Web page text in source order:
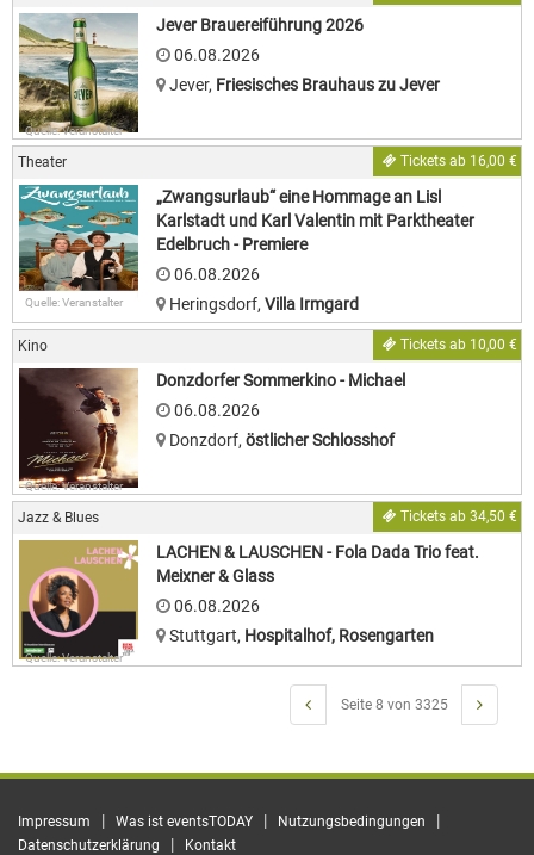
Quelle: Veranstalter
Jever Brauereiführung 2026
06.08.2026
Jever, Friesisches Brauhaus zu Jever
Theater Tickets ab 16,00 €
Quelle: Veranstalter
„Zwangsurlaub“ eine Hommage an Lisl
Karlstadt und Karl Valentin mit Parktheater
Edelbruch - Premiere
06.08.2026
Heringsdorf, Villa Irmgard
Kino Tickets ab 10,00 €
Quelle: Veranstalter
Donzdorfer Sommerkino - Michael
06.08.2026
Donzdorf, östlicher Schlosshof
Jazz & Blues Tickets ab 34,50 €
Quelle: Veranstalter
LACHEN & LAUSCHEN - Fola Dada Trio feat.
Meixner & Glass
06.08.2026
Stuttgart, Hospitalhof, Rosengarten
Seite 8 von 3325
Impressum | Was ist eventsTODAY | Nutzungsbedingungen |
Datenschutzerklärung | Kontakt